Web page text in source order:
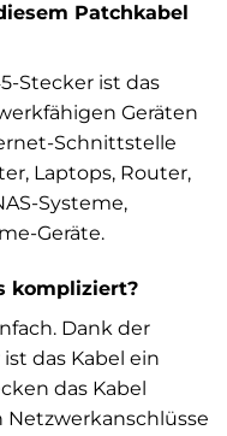
Patchkabel
Stecker ist das
Geräten
Schnittstelle
Laptops, Router,
Systeme,
Geräte.
kompliziert?
Dank der
das Kabel ein
das Kabel